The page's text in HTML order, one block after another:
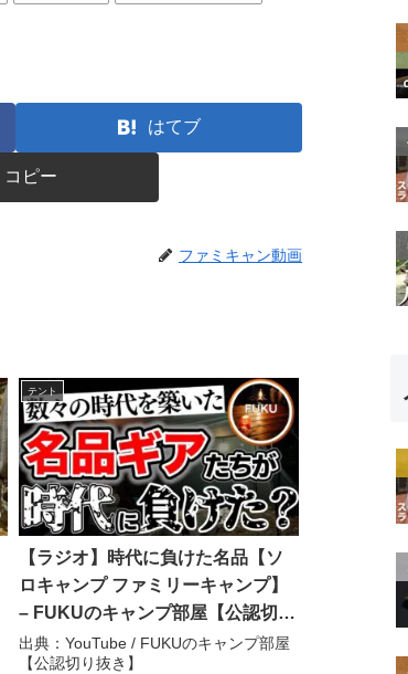
はてブ
コピー
ファミキャン動画
テント
【ラジオ】時代に負けた名品【ソ
ロキャンプ ファミリーキャンプ】
– FUKUのキャンプ部屋【公認切り
抜き】
出典：YouTube / FUKUのキャンプ部屋
【公認切り抜き】